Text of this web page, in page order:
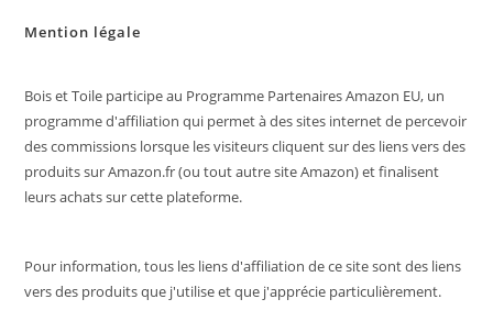
Mention légale
Bois et Toile participe au Programme Partenaires Amazon EU, un
programme d'affiliation qui permet à des sites internet de percevoir
des commissions lorsque les visiteurs cliquent sur des liens vers des
produits sur Amazon.fr (ou tout autre site Amazon) et finalisent
leurs achats sur cette plateforme.
Pour information, tous les liens d'affiliation de ce site sont des liens
vers des produits que j'utilise et que j'apprécie particulièrement.